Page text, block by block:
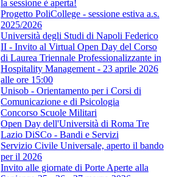
la sessione è aperta!
Progetto PoliCollege - sessione estiva a.s.
2025/2026
Università degli Studi di Napoli Federico
II - Invito al Virtual Open Day del Corso
di Laurea Triennale Professionalizzante in
Hospitality Management - 23 aprile 2026
alle ore 15:00
Unisob - Orientamento per i Corsi di
Comunicazione e di Psicologia
Concorso Scuole Militari
Open Day dell'Università di Roma Tre
Lazio DiSCo - Bandi e Servizi
Servizio Civile Universale, aperto il bando
per il 2026
Invito alle giornate di Porte Aperte alla